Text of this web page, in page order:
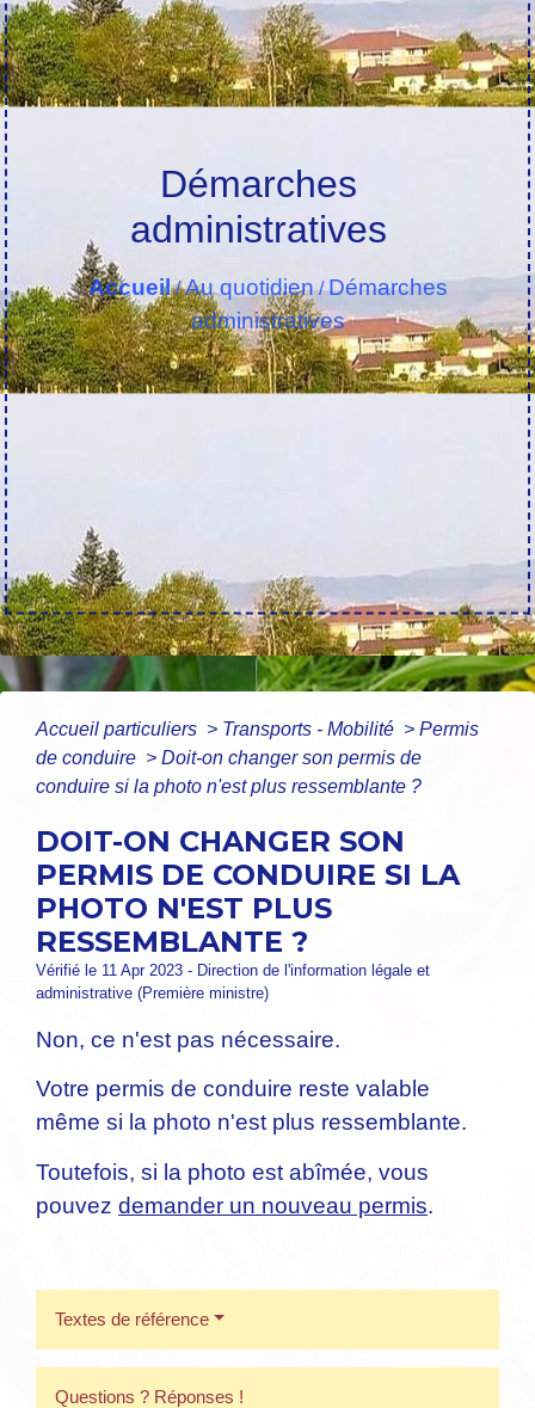
Démarches
administratives
Accueil/Au quotidien/Démarches
administratives
Accueil particuliers > Transports - Mobilité > Permis
de conduire > Doit-on changer son permis de
conduire si la photo n'est plus ressemblante ?
DOIT-ON CHANGER SON
PERMIS DE CONDUIRE SI LA
PHOTO N'EST PLUS
RESSEMBLANTE ?
Vérifié le 11 Apr 2023 - Direction de l'information légale et
administrative (Première ministre)
Non, ce n'est pas nécessaire.
Votre permis de conduire reste valable
même si la photo n'est plus ressemblante.
Toutefois, si la photo est abîmée, vous
pouvez demander un nouveau permis.
Textes de référence
Questions ? Réponses !